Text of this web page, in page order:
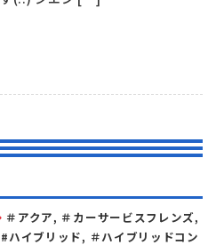
＃アクア, ＃カーサービスフレンズ,
#ハイブリッド, ＃ハイブリッドコン